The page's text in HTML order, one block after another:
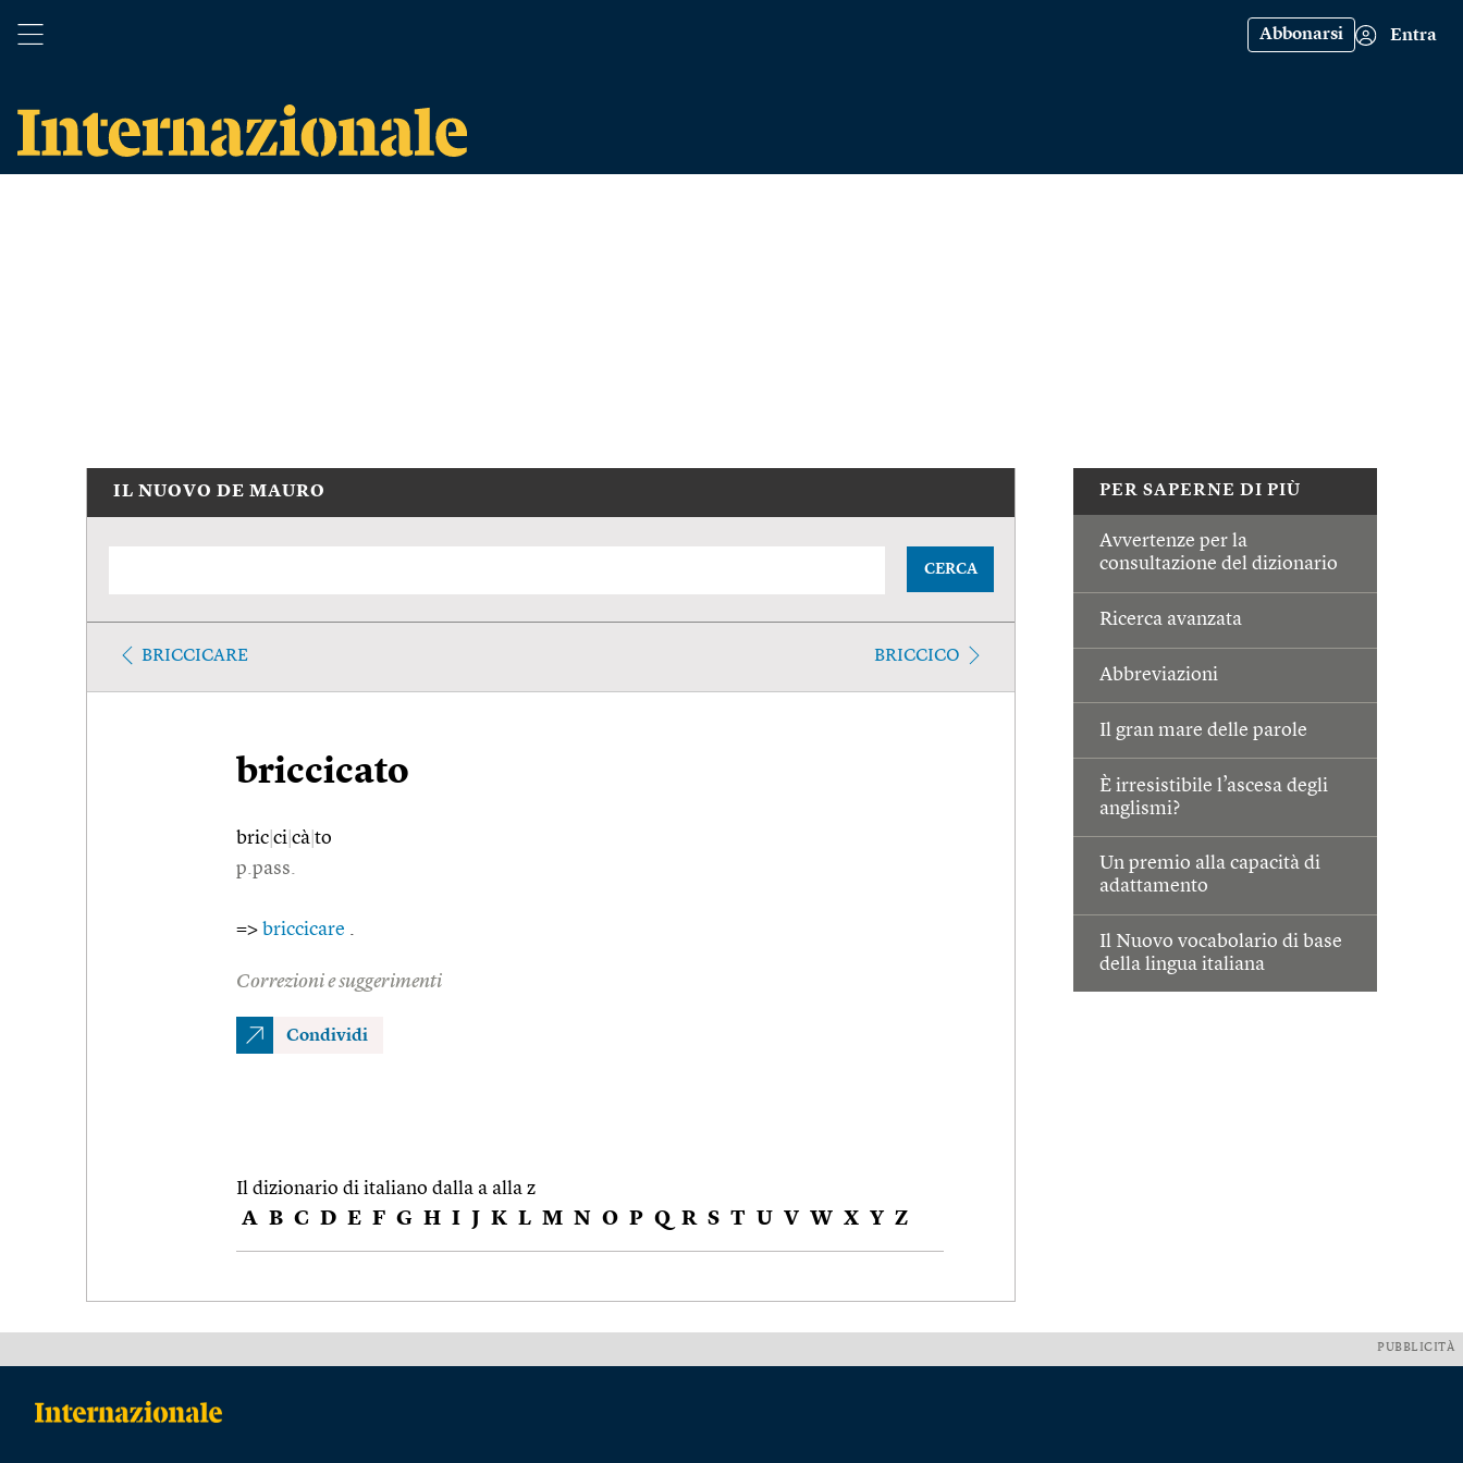
Abbonarsi Entra
PER SAPERNE DI PIÙ
Avvertenze per la
consultazione del dizionario
Ricerca avanzata
Abbreviazioni
Il gran mare delle parole
È irresistibile l’ascesa degli
anglismi?
Un premio alla capacità di
adattamento
Il Nuovo vocabolario di base
della lingua italiana
IL NUOVO DE MAURO
CERCA
BRICCICARE BRICCICO
briccicato
bric ci cà to
p.pass.
=> briccicare .
Correzioni e suggerimenti
Condividi
Il dizionario di italiano dalla a alla z
A B C D E F G H I J K L M N O P Q R S T U V W X Y Z
PUBBLICITÀ